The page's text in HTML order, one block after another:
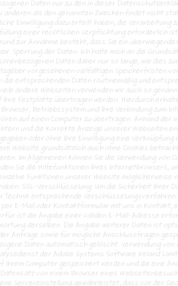
Daten nur zu den in dieser
als den genannten Zwecken findet nicht
Einwilligung dazu erteilt haben, die Verarbeitung
einer rechtlichen Verpflichtung erforderlich ist,
zur Annahme besteht, dass Sie ein
Sperrung der Daten. Ich halte mich an die
Daten daher nur so lange, wie dies
vorgesehenen vielfältigen Speicherfristen
die entsprechenden Daten routinemäßig und
andere Webseiten verwenden wir auch so
Ihre Festplatte übertragen werden. Hierdurch
Betriebssystem und Ihre Verbindung zum
auf einen Computer zu übertragen. Anhand der in
und die korrekte Anzeige unserer Webseiten
oder ohne Ihre Einwilligung eine Verknüpfung
Website grundsätzlich auch ohne Cookies
Im Allgemeinen können Sie die Verwendung von
Sie die Hilfefunktionen Ihres Internetbrowsers,
Funktionen unserer Website möglicherweise
SSL-Verschlüsselung: Um die Sicherheit Ihrer
entsprechende Verschlüsselungsverfahren
E-Mail oder Kontaktformular mit uns in Kontakt,
ist die Angabe einer validen E-Mail-Adresse
derselben. Die Angabe weiterer Daten ist
Anfrage sowie für mögliche Anschlussfragen
Daten automatisch gelöscht. Verwendung von
der Adobe Systems Software Ireland
Ihrem Computer gespeichert werden und die eine
von einem Browser eines
Servereinstellung gewährleistet, dass vor der